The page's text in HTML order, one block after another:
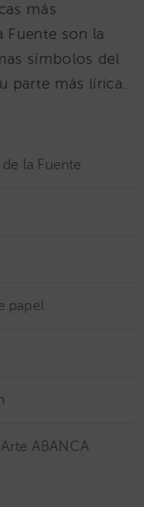
más
Fuente son la
símbolos del
parte más lírica.
la Fuente
papel
ABANCA